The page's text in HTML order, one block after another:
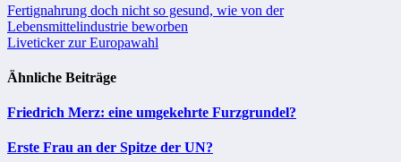
Beitragsnavigation
Fertignahrung doch nicht so gesund, wie von der
Lebensmittelindustrie beworben
Liveticker zur Europawahl
Ähnliche Beiträge
Friedrich Merz: eine umgekehrte Furzgrundel?
Erste Frau an der Spitze der UN?